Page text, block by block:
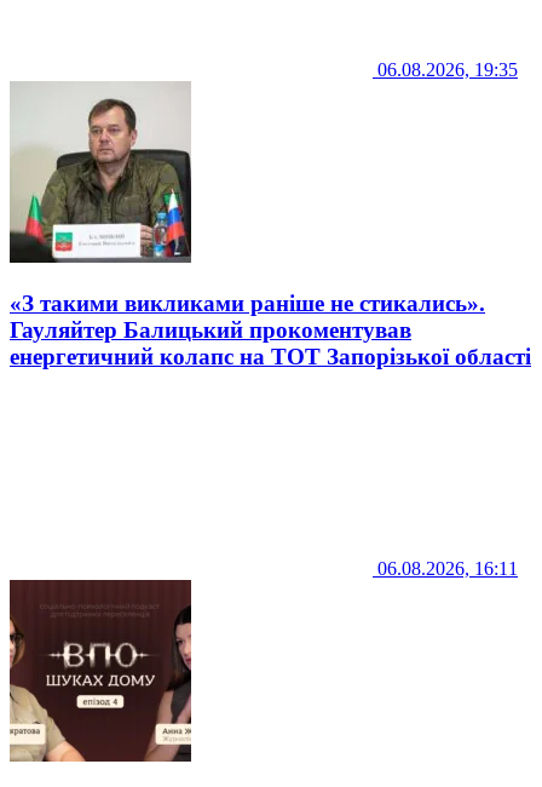
06.08.2026, 19:35
«З такими викликами раніше не стикались».
Гауляйтер Балицький прокоментував
енергетичний колапс на ТОТ Запорізької області
06.08.2026, 16:11